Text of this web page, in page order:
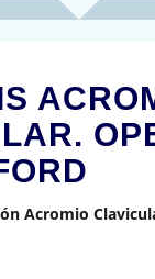
Operación de
Acromio